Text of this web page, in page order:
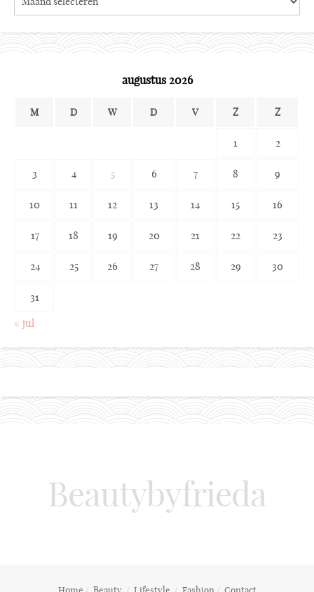
the
augustus 2026
M D W D V Z Z
1 2
3 4 5 6 7 8 9
10 11 12 13 14 15 16
17 18 19 20 21 22 23
24 25 26 27 28 29 30
31
« jul
Beautybyfrieda